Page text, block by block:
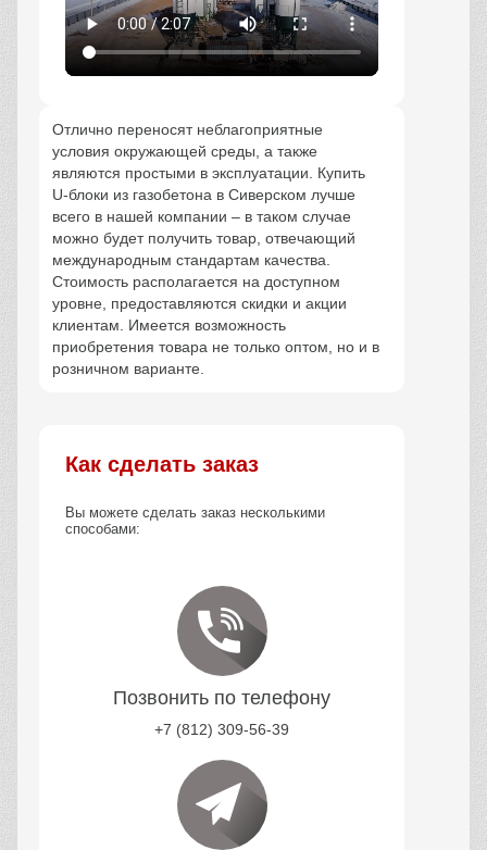
Отлично переносят неблагоприятные
условия окружающей среды, а также
являются простыми в эксплуатации. Купить
U-блоки из газобетона в Сиверском лучше
всего в нашей компании – в таком случае
можно будет получить товар, отвечающий
международным стандартам качества.
Стоимость располагается на доступном
уровне, предоставляются скидки и акции
клиентам. Имеется возможность
приобретения товара не только оптом, но и в
розничном варианте.
Как сделать заказ
Вы можете сделать заказ несколькими
способами:
Позвонить по телефону
+7 (812) 309-56-39